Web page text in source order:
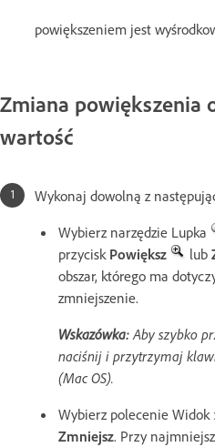
powiększeniem jest
Zmiana powiększenia
wartość
Wykonaj dowolną z
Wybierz narzędzie Lupka
przycisk Powiększ lub
obszar, którego ma
zmniejszenie.
Wskazówka:Aby szybko
naciśnij i przytrzymaj
(Mac OS).
Wybierz polecenie Widok
Zmniejsz. Przy